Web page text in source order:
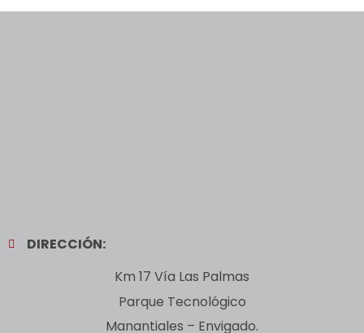
DIRECCIÓN:
Km 17 Vía Las Palmas
Parque Tecnológico
Manantiales – Envigado.